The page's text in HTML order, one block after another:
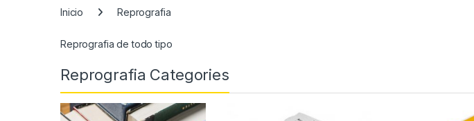
Inicio Reprografia
Reprografia de todo tipo
Reprografia Categories